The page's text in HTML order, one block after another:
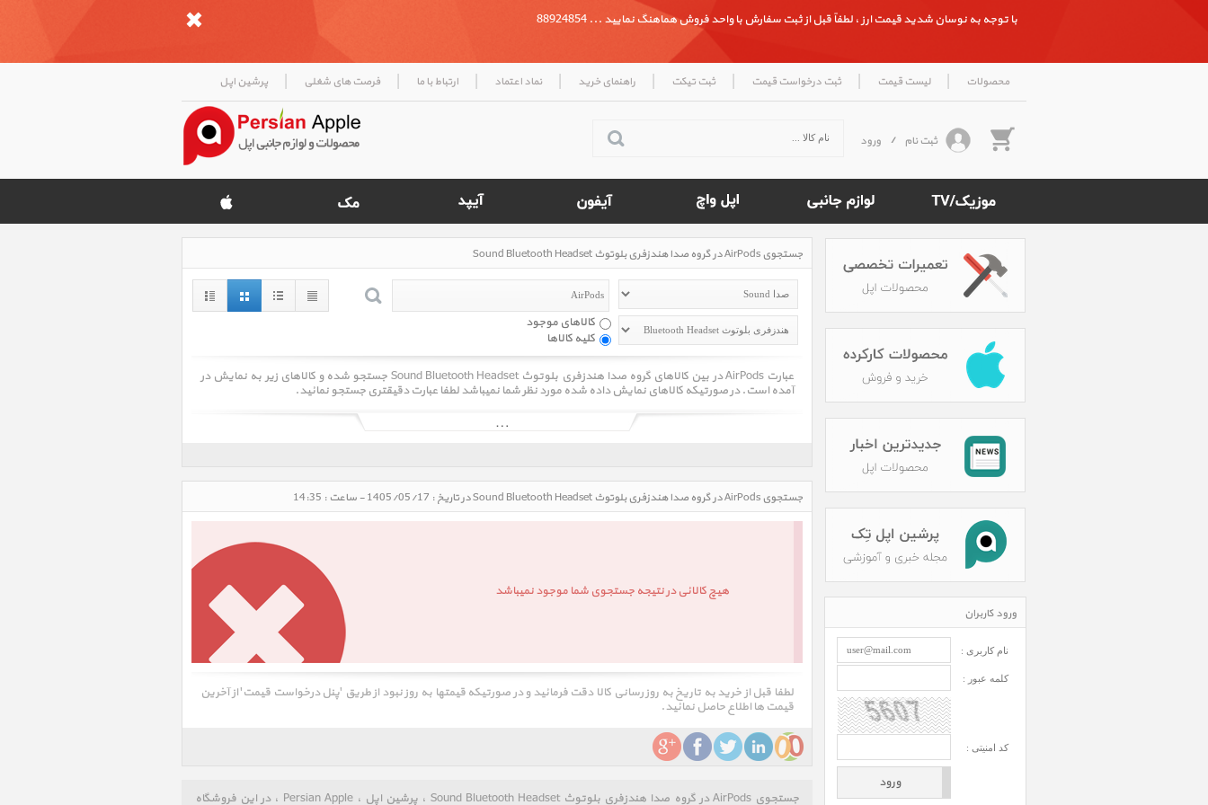
با توجه به نوسان شدید قیمت ارز ، لطفاً قبل از ثبت سفارش با واحد فروش هماهنگ نمایید ... 88924854
محصولات | لیست قیمت | ثبت درخواست قیمت | ثبت تیکت | راهنمای خرید | نماد اعتماد | ارتباط با ما | فرصت های شغلی | پرشین اپل
ثبت نام / ورود
جستجوی AirPods در گروه صدا هندزفری بلوتوث Sound Bluetooth Headset
کالاهای موجود
کلیه کالاها
عبارت AirPods در بین کالاهای گروه صدا هندزفری بلوتوث Sound Bluetooth Headset جستجو شده و کالاهای زیر به نمایش در
آمده است. در صورتیکه کالاهای نمایش داده شده مورد نظر شما نمیباشد لطفا عبارت دقیقتری جستجو نمائید.
جستجوی AirPods در گروه صدا هندزفری بلوتوث Sound Bluetooth Headset در تاریخ : 1405/05/17 - ساعت : 14:35
هیچ کالائی در نتیجه جستجوی شما موجود نمیباشد
لطفا قبل از خرید به تاریخ به روز رسانی کالا دقت فرمائید و در صورتیکه قیمتها به روز نبود از طریق 'پنل درخواست قیمت' از آخرین
قیمت ها اطلاع حاصل نمائید.
جستجوی AirPods در گروه صدا هندزفری بلوتوث Sound Bluetooth Headset ، پرشین اپل ، Persian Apple ، در این فروشگاه
ورود کاربران
نام کاربری :
کلمه عبور :
کد امنیتی :